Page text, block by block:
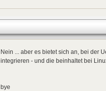
Nein ... aber es bietet sich an, bei der
integrieren - und die beinhaltet bei
bye